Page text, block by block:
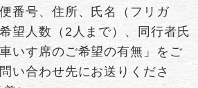
番号、住所、氏名（フリガ
望人数（2人まで）、同行者氏
いす席のご希望の有無」をご
い合わせ先にお送りくださ